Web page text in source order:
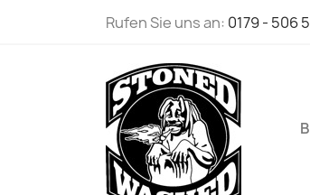
Rufen Sie uns an: 0179 - 506